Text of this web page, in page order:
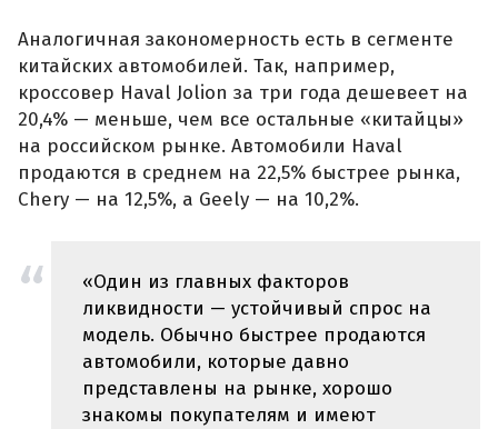
Аналогичная закономерность есть в сегменте
китайских автомобилей. Так, например,
кроссовер Haval Jolion за три года дешевеет на
20,4% — меньше, чем все остальные «китайцы»
на российском рынке. Автомобили Haval
продаются в среднем на 22,5% быстрее рынка,
Chery — на 12,5%, а Geely — на 10,2%.
«Один из главных факторов
ликвидности — устойчивый спрос на
модель. Обычно быстрее продаются
автомобили, которые давно
представлены на рынке, хорошо
знакомы покупателям и имеют